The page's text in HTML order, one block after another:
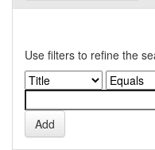
Use filters to refine the